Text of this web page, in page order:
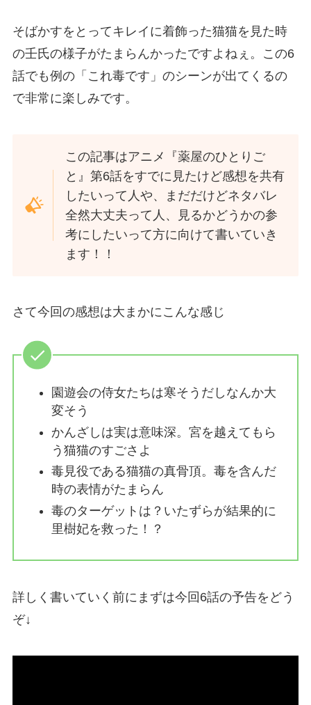
そばかすをとってキレイに着飾った猫猫を見た時
の壬氏の様子がたまらんかったですよねぇ。この6
話でも例の「これ毒です」のシーンが出てくるの
で非常に楽しみです。
この記事はアニメ『薬屋のひとりご
と』第6話をすでに見たけど感想を共有
したいって人や、まだだけどネタバレ
全然大丈夫って人、見るかどうかの参
考にしたいって方に向けて書いていき
ます！！
さて今回の感想は大まかにこんな感じ
園遊会の侍女たちは寒そうだしなんか大
変そう
かんざしは実は意味深。宮を越えてもら
う猫猫のすごさよ
毒見役である猫猫の真骨頂。毒を含んだ
時の表情がたまらん
毒のターゲットは？いたずらが結果的に
里樹妃を救った！？
詳しく書いていく前にまずは今回6話の予告をどう
ぞ↓